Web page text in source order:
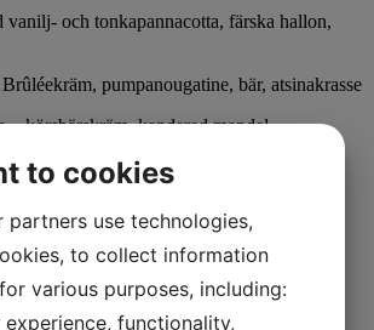
vanilj- och tonkapannacotta, färska hallon,
pumpanougatine, bär, atsinakrasse
– körsbärskräm, kanderad mandel,
wedding day could
in:From 2:00 PM
Skåvsjöholm or a nearby church
to cookies
partners use technologies,
to collect information
various purposes, including:
functionality,